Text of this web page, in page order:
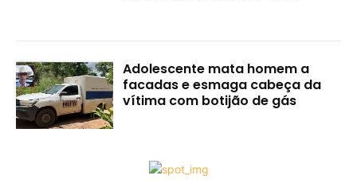
Adolescente mata homem a
facadas e esmaga cabeça da
vítima com botijão de gás